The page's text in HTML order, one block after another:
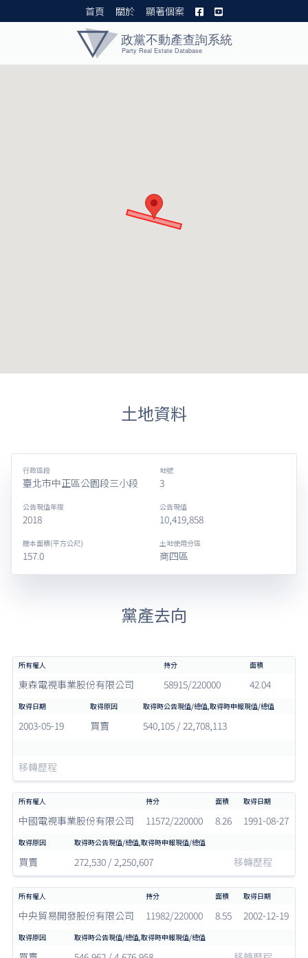
首頁 關於 顯著個案
土地資料
行政區段
臺北市中正區公園段三小段
地號
3
公告現值年度
2018
公告現值
10,419,858
謄本面積(平方公尺)
157.0
土地使用分區
商四區
黨產去向
東森電視事業股份有限公司 58915/220000 42.04
2003-05-19 買賣 540,105 / 22,708,113
移轉歷程
中國電視事業股份有限公司 11572/220000 8.26 1991-08-27
買賣 272,530 / 2,250,607 移轉歷程
中央貿易開發股份有限公司 11982/220000 8.55 2002-12-19